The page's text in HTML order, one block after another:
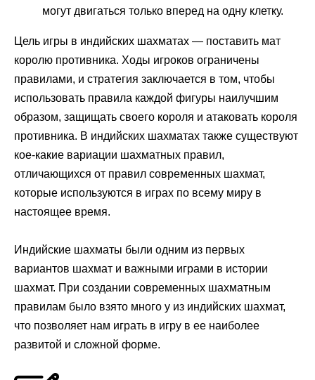
могут двигаться только вперед на одну клетку.
Цель игры в индийских шахматах — поставить мат
королю противника. Ходы игроков ограничены
правилами, и стратегия заключается в том, чтобы
использовать правила каждой фигуры наилучшим
образом, защищать своего короля и атаковать короля
противника. В индийских шахматах также существуют
кое-какие вариации шахматных правил,
отличающихся от правил современных шахмат,
которые используются в играх по всему миру в
настоящее время.
Индийские шахматы были одним из первых
вариантов шахмат и важными играми в истории
шахмат. При создании современных шахматным
правилам было взято много у из индийских шахмат,
что позволяет нам играть в игру в ее наиболее
развитой и сложной форме.